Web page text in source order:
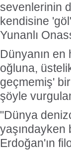
sevenlerinin
kendisine
Yunanlı
Dünyanın en
oğluna,
geçmemiş'
şöyle
"Dünya
yaşındayken
Erdoğan'ın